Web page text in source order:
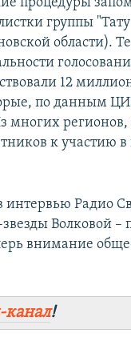
группы
области).
12
по данным
многих
к участию в
интервью Радио
Волковой –
внимание
канал!